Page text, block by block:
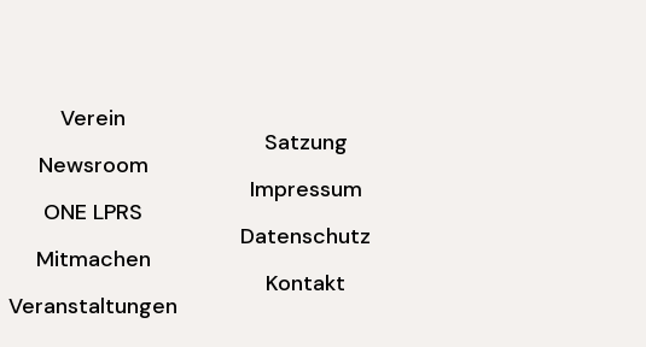
Verein
Newsroom
ONE LPRS
Mitmachen
Veranstaltungen
Satzung
Impressum
Datenschutz
Kontakt